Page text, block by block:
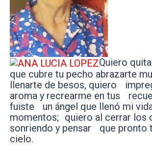
Quiero
que cubre tu pecho abrazarte
llenarte de besos, quiero
aroma y recrearme en tus
fuiste un ángel que llenó mi
momentos; quiero al cerrar
sonriendo y pensar que pronto
cielo.